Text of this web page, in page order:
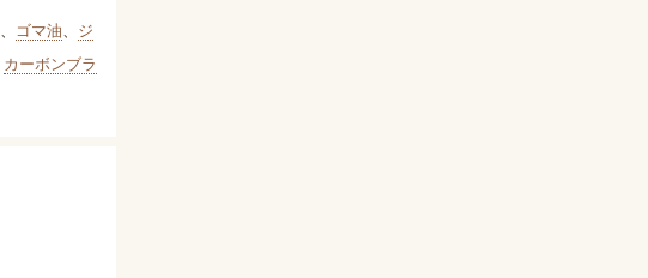
、 ゴマ油、 ジ
カーボンブラ